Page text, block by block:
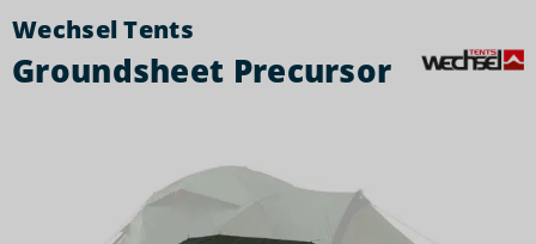
Wechsel Tents
Groundsheet Precursor